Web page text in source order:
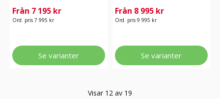
Från 7 195 kr
Ord. pris 7 995 kr
Se varianter
Från 8 995 kr
Ord. pris 9 995 kr
Se varianter
Visar 12 av 19